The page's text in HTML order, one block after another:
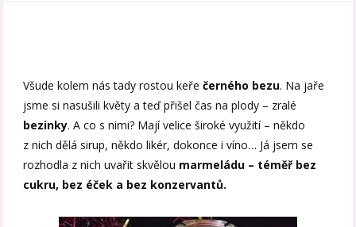
Všude kolem nás tady rostou keřečerného bezu. Na jaře
jsme si nasušili květy a teď přišel čas na plody – zralé
bezinky. A co s nimi? Mají velice široké využití – někdo
z nich dělá sirup, někdo likér, dokonce i víno… Já jsem se
rozhodla z nich uvařit skvělou marmeládu – téměř bez
cukru, bez éček a bez konzervantů.